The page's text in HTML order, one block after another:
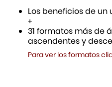
Los beneficios de
+
31 formatos más de
ascendentes y
Para ver los formatos